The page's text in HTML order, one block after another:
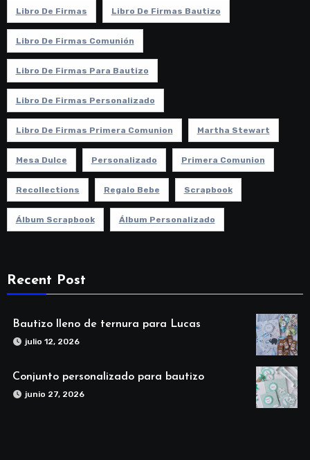
Libro De Firmas Libro De Firmas Bautizo
Libro De Firmas Comunión
Libro De Firmas Para Bautizo
Libro De Firmas Personalizado
Libro De Firmas Primera Comunion Martha Stewart
Mesa Dulce Personalizado Primera Comunion
Recollections Regalo Bebe Scrapbook
Álbum Scrapbook Álbum Personalizado
Recent Post
Bautizo lleno de ternura para Lucas
julio 12, 2026
Conjunto personalizado para bautizo
junio 27, 2026